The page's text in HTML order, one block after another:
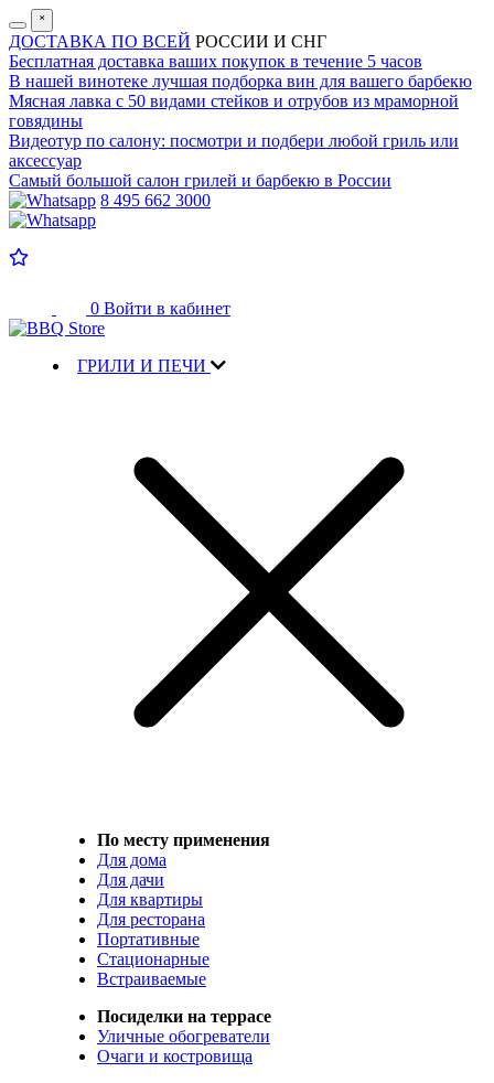
˟
ДОСТАВКА ПО ВСЕЙ РОССИИ И СНГ
Бесплатная доставка ваших покупок в течение 5 часов
В нашей винотеке лучшая подборка вин для вашего барбекю
Мясная лавка с 50 видами стейков и отрубов из мраморной
говядины
Видеотур по салону: посмотри и подбери любой гриль или
аксессуар
Самый большой салон грилей и барбекю в России
8 495 662 3000
0 Войти в кабинет
ГРИЛИ И ПЕЧИ
По месту применения
Для дома
Для дачи
Для квартиры
Для ресторана
Портативные
Стационарные
Встраиваемые
Посиделки на террасе
Уличные обогреватели
Очаги и костровища